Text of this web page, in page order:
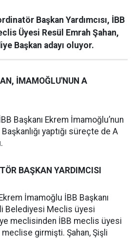
Başkan Yardımcısı, İBB
Üyesi Resül Emrah Şahan,
Başkan adayı oluyor.
İMAMOĞLU'NUN A
Başkanı Ekrem İmamoğlu’nun
yaptığı süreçte de A
BAŞKAN YARDIMCISI
İmamoğlu İBB Başkanı
Belediyesi Meclis üyesi
meclisinden İBB meclis üyesi
girmişti. Şahan, Şişli